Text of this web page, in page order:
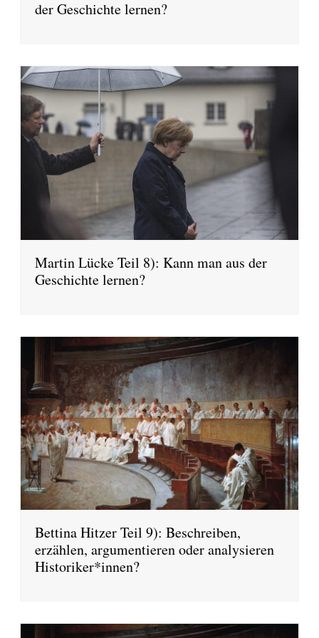
der Geschichte lernen?
Martin Lücke Teil 8): Kann man aus der
Geschichte lernen?
Bettina Hitzer Teil 9): Beschreiben,
erzählen, argumentieren oder analysieren
Historiker*innen?